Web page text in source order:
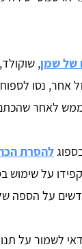
של שמן,
אחר, נסו
ממש לאחר
להסרת
על שימוש
על הספה
לשמור על